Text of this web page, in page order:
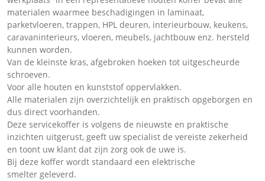
materialen waarmee beschadigingen in laminaat,
parketvloeren, trappen, HPL deuren, interieurbouw, keukens,
caravaninterieurs, vloeren, meubels, jachtbouw enz. hersteld
kunnen worden.
Van de kleinste kras, afgebroken hoeken tot uitgescheurde
schroeven.
Voor alle houten en kunststof oppervlakken.
Alle materialen zijn overzichtelijk en praktisch opgeborgen en
dus direct voorhanden.
Deze servicekoffer is volgens de nieuwste en praktische
inzichten uitgerust, geeft uw specialist de vereiste zekerheid
en toont uw klant dat zijn zorg ook de uwe is.
Bij deze koffer wordt standaard een elektrische
smelter geleverd.